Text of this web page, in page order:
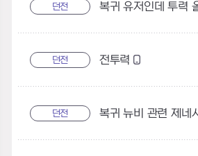
던전 복귀 유저인데 투력
던전 전투력
던전 복귀 뉴비 관련 제네